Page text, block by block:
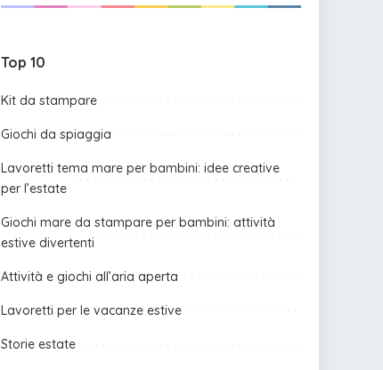
Top 10
Kit da stampare
Giochi da spiaggia
Lavoretti tema mare per bambini: idee creative
per l’estate
Giochi mare da stampare per bambini: attività
estive divertenti
Attività e giochi all’aria aperta
Lavoretti per le vacanze estive
Storie estate